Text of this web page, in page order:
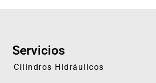
Servicios
Cilindros Hidráulicos